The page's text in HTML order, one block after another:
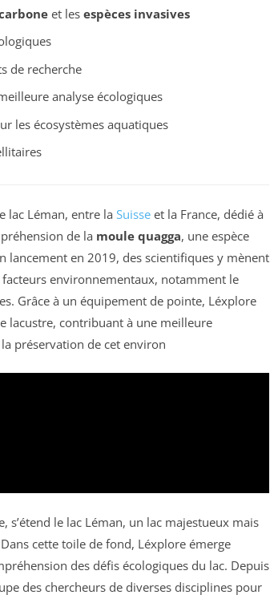
et les espèces invasives
de recherche
analyse écologiques
les écosystèmes aquatiques
lac Léman, entre la Suisse et la France, dédié à
de la moule quagga, une espèce
lancement en 2019, des scientifiques y mènent
environnementaux, notamment le
Grâce à un équipement de pointe, Léxplore
lacustre, contribuant à une meilleure
préservation de cet environ
s’étend le lac Léman, un lac majestueux mais
cette toile de fond, Léxplore émerge
des défis écologiques du lac. Depuis
des chercheurs de diverses disciplines pour